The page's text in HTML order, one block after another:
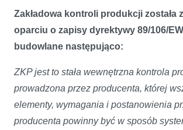
Zakładowa kontroli produkcji została
oparciu o zapisy dyrektywy 89/106/
budowlane następująco:
ZKP jest to stała wewnętrzna kontrola
prowadzona przez producenta, której
elementy, wymagania i postanowienia
producenta powinny być w sposób